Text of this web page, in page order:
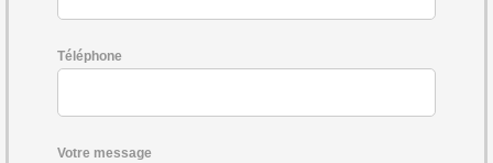
Téléphone
Votre message